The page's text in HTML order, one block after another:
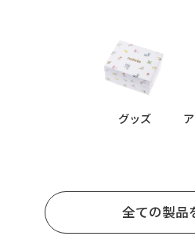
グッズ
全ての製品